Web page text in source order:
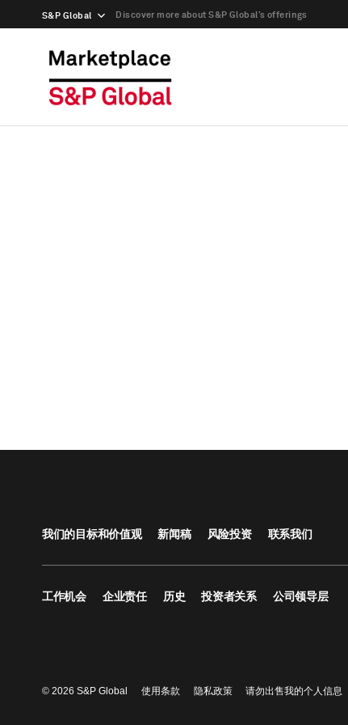
S&P Global Discover more about S&P Global’s offerings
我们的目标和价值观 新闻稿 风险投资 联系我们
工作机会 企业责任 历史 投资者关系 公司领导层
© 2026 S&P Global 使用条款 隐私政策 请勿出售我的个人信息